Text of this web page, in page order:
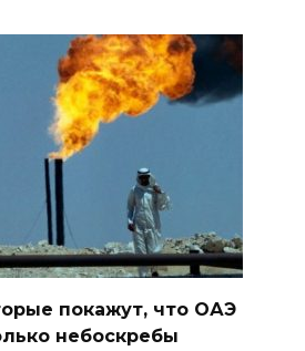
покажут, что ОАЭ
небоскребы